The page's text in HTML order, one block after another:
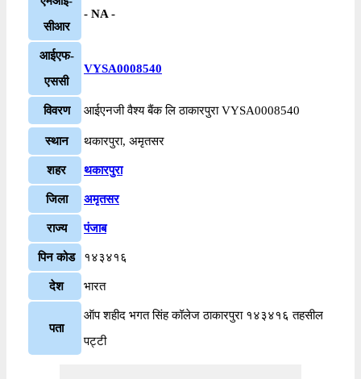
सीआर
- NA -
आईएफ-
एससी
VYSA0008540
विवरण आईएनजी वैश्य बैंक लि ठाकारपुरा VYSA0008540
स्थान थकारपुरा, अमृतसर
शहर थकारपुरा
जिला अमृतसर
राज्य पंजाब
पिन कोड १४३४१६
देश भारत
पता
ऑप शहीद भगत सिंह कॉलेज ठाकारपुरा १४३४१६ तहसील
पट्टी